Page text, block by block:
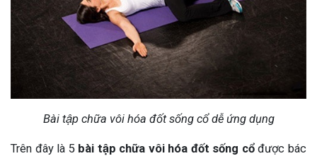
Bài tập chữa vôi hóa đốt sống cổ dễ ứng dụng
Trên đây là 5 bài tập chữa vôi hóa đốt sống cổđược bác